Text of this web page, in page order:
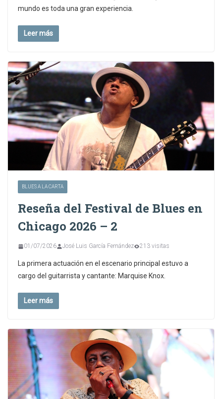
mundo es toda una gran experiencia.
Leer más
BLUES A LA CARTA
Reseña del Festival de Blues en
Chicago 2026 – 2
01/07/2026 José Luis García Fernández 213 visitas
La primera actuación en el escenario principal estuvo a
cargo del guitarrista y cantante: Marquise Knox.
Leer más